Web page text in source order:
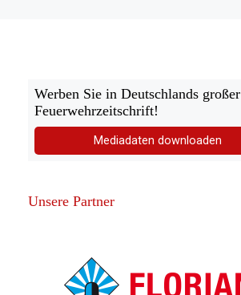
Werben Sie in Deutschlands großer
Feuerwehrzeitschrift!
Mediadaten downloaden
Unsere Partner